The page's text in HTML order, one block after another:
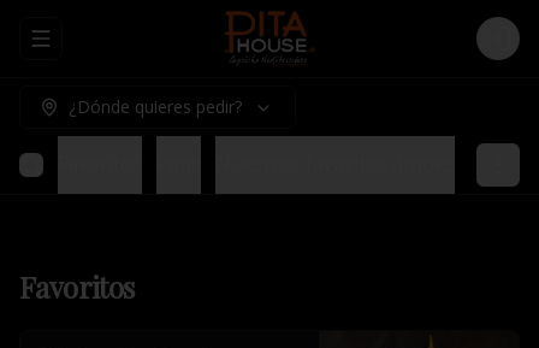
Abrir menu de navegación Login
¿Dónde quieres pedir?
Favoritos